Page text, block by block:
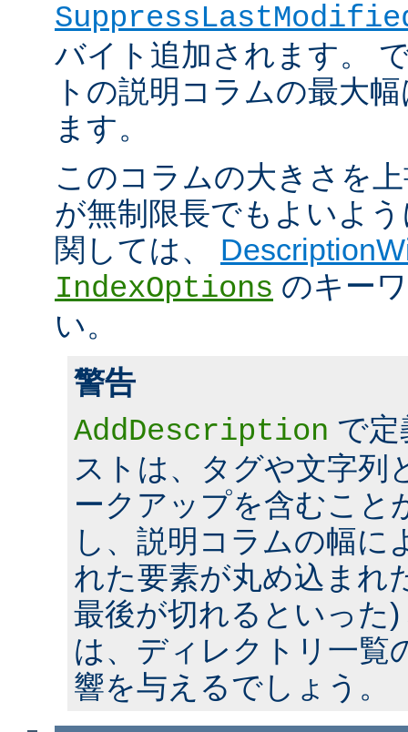
バイト追加されます。
トの説明コラムの最大
ます。
このコラムの大きさを
が無制限長でもよいよ
関しては、
IndexOptions のキー
い。
警告
AddDescription で
ストは、タグや文字列
ークアップを含むこと
し、説明コラムの幅に
れた要素が丸め込まれ
最後が切れるといった
は、ディレクトリ一覧
響を与えるでしょう。